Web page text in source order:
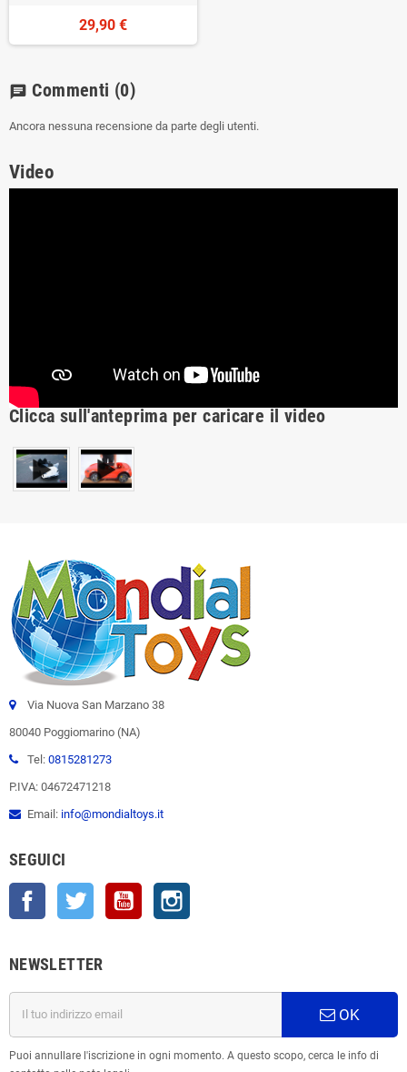
29,90 €
chat Commenti (0)
Ancora nessuna recensione da parte degli utenti.
Video
Clicca sull'anteprima per caricare il video
Via Nuova San Marzano 38
80040 Poggiomarino (NA)
Tel: 0815281273
P.IVA: 04672471218
Email: info@mondialtoys.it
SEGUICI
Facebook Twitter YouTube
NEWSLETTER
OK
Puoi annullare l'iscrizione in ogni momento. A questo scopo, cerca le info di